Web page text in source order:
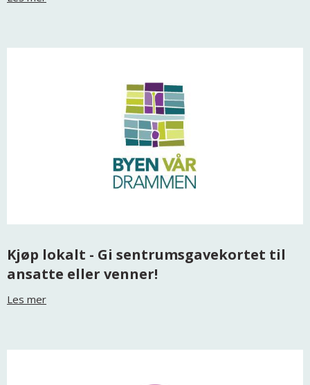
Kjøp lokalt - Gi sentrumsgavekortet til
ansatte eller venner!
Les mer